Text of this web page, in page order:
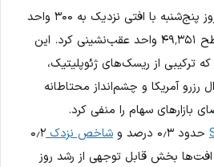
روز پنج‌شنبه با افتی نزدیک به ۳۰۰ واحد
معادل ۰٫۵۹ درصد، تا سطح ۴۹٬۳۵۱ واحد عقب‌نشینی کرد. این
ترکیبی از ریسک‌های ژئوپلیتیک،
رزرو آمریکا و چشم‌انداز محتاطانه
بازارهای سهام را منفی کرد.
حدود ۰٫۳ درصد و شاخص نزدک۰٫۲
بخش قابل توجهی از رشد روز